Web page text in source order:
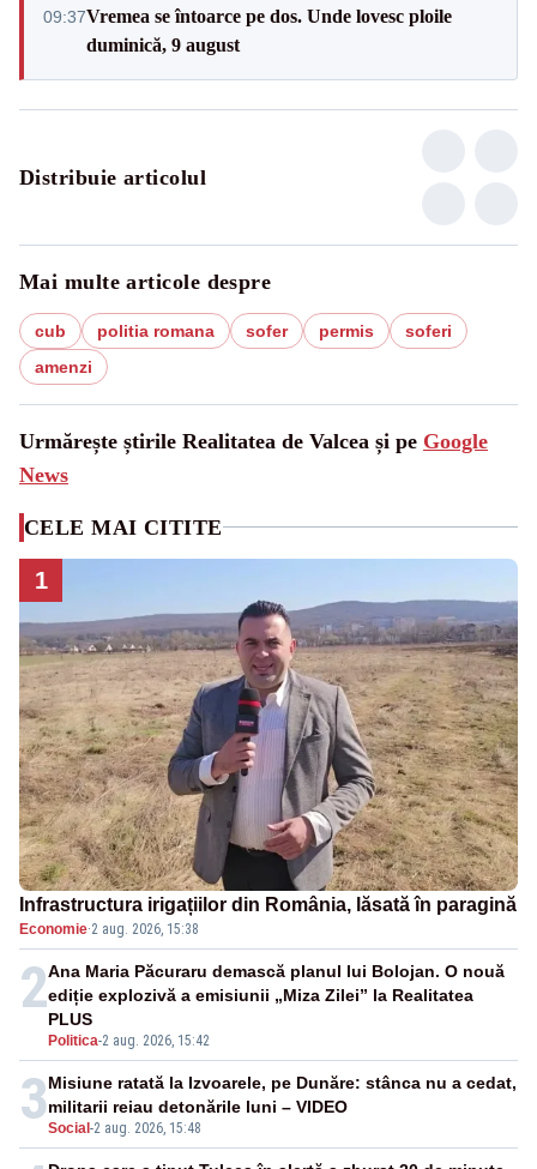
09:37Vremea se întoarce pe dos. Unde lovesc ploile
duminică, 9 august
Distribuie articolul
Mai multe articole despre
cub politia romana sofer permis
soferi
amenzi
Urmărește știrile Realitatea de Valcea și pe Google
News
CELE MAI CITITE
1
Infrastructura irigațiilor din România, lăsată în paragină
Economie·2 aug. 2026, 15:38
2
Politica-2 aug. 2026, 15:42
Ana Maria Păcuraru demască planul lui Bolojan. O nouă
ediție explozivă a emisiunii „Miza Zilei” la Realitatea
PLUS
3Social -2 aug. 2026, 15:48
Misiune ratată la Izvoarele, pe Dunăre: stânca nu a cedat,
militarii reiau detonările luni – VIDEO